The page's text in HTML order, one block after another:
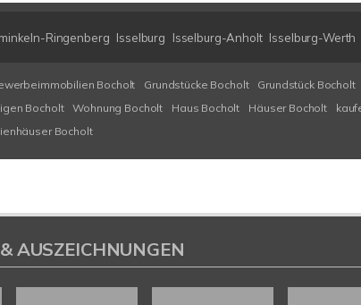
Ringenberg Isselburg Isselburg-Anholt Isselburg-Werth
Bocholt Grundstücke Bocholt Grundstück Bocholt
Bocholt Wohnung Bocholt Haus Bocholt Häuser Bocholt
Bocholt
AUSZEICHNUNGEN